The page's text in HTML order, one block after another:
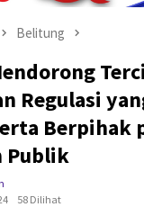
Belitung
Regulasi
Berpihak
Publik
58 Dilihat